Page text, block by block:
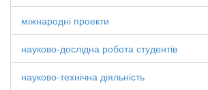
міжнародні проекти
науково-дослідна робота студентів
науково-технічна діяльність